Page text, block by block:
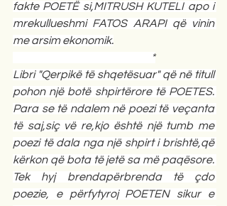
fakte POETË si,MITRUSH KUTELI apo i
mrekullueshmi FATOS ARAPI që vinin
me arsim ekonomik.
*
Libri "Qerpikë të shqetësuar" që në titull
pohon një botë shpirtërore të POETES.
Para se të ndalem në poezi të veçanta
të saj,siç vë re,kjo është një tumb me
poezi të dala nga një shpirt i brishtë,që
kërkon që bota të jetë sa më paqësore.
Tek hyj brendapërbrenda të çdo
poezie, e përfytyroj POETEN sikur e